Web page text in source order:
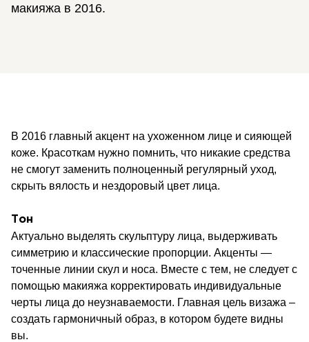
макияжа в 2016.
В 2016 главный акцент на ухоженном лице и сияющей
коже. Красоткам нужно помнить, что никакие средства
не смогут заменить полноценный регулярный уход,
скрыть вялость и нездоровый цвет лица.
Тон
Актуально выделять скульптуру лица, выдерживать
симметрию и классические пропорции. Акценты —
точенные линии скул и носа. Вместе с тем, не следует с
помощью макияжа корректировать индивидуальные
черты лица до неузнаваемости. Главная цель визажа –
создать гармоничный образ, в котором будете видны
вы.